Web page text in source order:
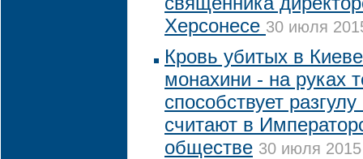
Херсонесе 30 июля
Кровь убитых в
монахини - на руках
способствует
считают в
обществе 30 июля